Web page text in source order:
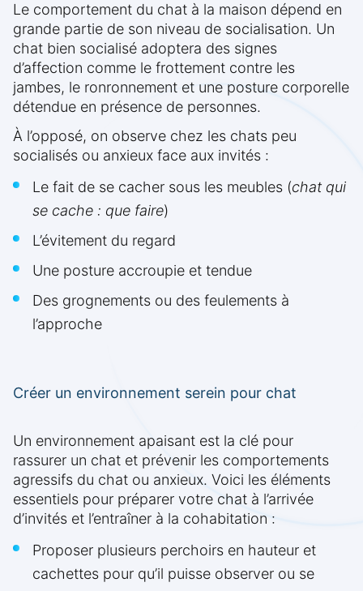
Le comportement du chat à la maison dépend en
grande partie de son niveau de socialisation. Un
chat bien socialisé adoptera des signes
d’affection comme le frottement contre les
jambes, le ronronnement et une posture corporelle
détendue en présence de personnes.
À l’opposé, on observe chez les chats peu
socialisés ou anxieux face aux invités :
Le fait de se cacher sous les meubles (chat qui
se cache : que faire)
L’évitement du regard
Une posture accroupie et tendue
Des grognements ou des feulements à
l’approche
Créer un environnement serein pour chat
Un environnement apaisant est la clé pour
rassurer un chat et prévenir les comportements
agressifs du chat ou anxieux. Voici les éléments
essentiels pour préparer votre chat à l’arrivée
d’invités et l’entraîner à la cohabitation :
Proposer plusieurs perchoirs en hauteur et
cachettes pour qu’il puisse observer ou se